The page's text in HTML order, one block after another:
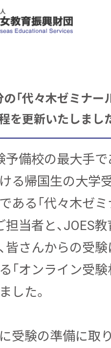
「代々木ゼミナー
を更新いたしまし
予備校の最大手
る帰国生の大学
ある「代々木ゼ
担当者と、JOES
皆さんからの受
「オンライン受験
した。
受験の準備に取